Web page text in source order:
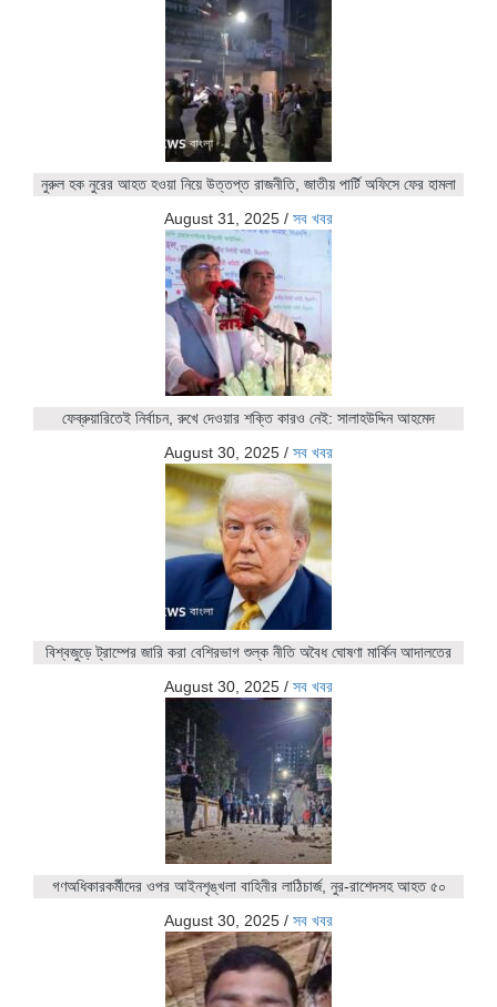
নুরুল হক নুরের আহত হওয়া নিয়ে উত্তপ্ত রাজনীতি, জাতীয় পার্টি অফিসে ফের হামলা
August 31, 2025 / সব খবর
ফেব্রুয়ারিতেই নির্বাচন, রুখে দেওয়ার শক্তি কারও নেই: সালাহউদ্দিন আহমেদ
August 30, 2025 / সব খবর
বিশ্বজুড়ে ট্রাম্পের জারি করা বেশিরভাগ শুল্ক নীতি অবৈধ ঘোষণা মার্কিন আদালতের
August 30, 2025 / সব খবর
গণঅধিকারকর্মীদের ওপর আইনশৃঙ্খলা বাহিনীর লাঠিচার্জ, নুর-রাশেদসহ আহত ৫০
August 30, 2025 / সব খবর